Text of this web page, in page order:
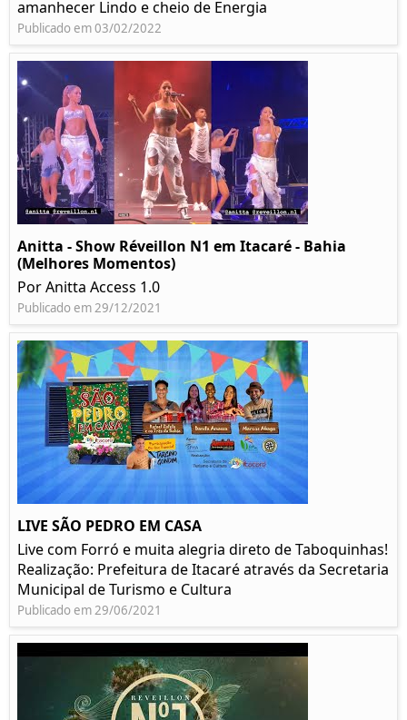
amanhecer Lindo e cheio de Energia
Publicado em 03/02/2022
Anitta - Show Réveillon N1 em Itacaré - Bahia
(Melhores Momentos)
Por Anitta Access 1.0
Publicado em 29/12/2021
LIVE SÃO PEDRO EM CASA
Live com Forró e muita alegria direto de Taboquinhas!
Realização: Prefeitura de Itacaré através da Secretaria
Municipal de Turismo e Cultura
Publicado em 29/06/2021